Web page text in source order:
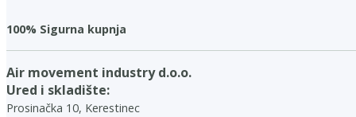
100% Sigurna kupnja
Air movement industry d.o.o.
Ured i skladište:
Prosinačka 10, Kerestinec